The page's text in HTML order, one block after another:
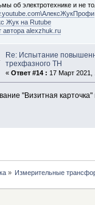
об электротехнике и не
Жук на Rutube
автора alexzhuk.ru
Re: Испытание
трехфазного ТН
« Ответ #14 : 17 Март 2021,
"Визитная
» Измерительные